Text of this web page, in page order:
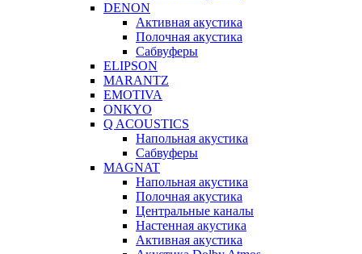
DENON
Активная акустика
Полочная акустика
Сабвуферы
ELIPSON
MARANTZ
EMOTIVA
ONKYO
Q ACOUSTICS
Напольная акустика
Сабвуферы
MAGNAT
Напольная акустика
Полочная акустика
Центральные каналы
Настенная акустика
Активная акустика